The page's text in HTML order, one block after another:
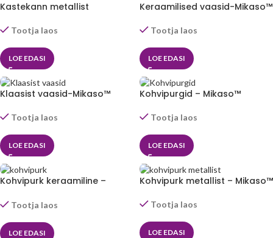
Kastekann metallist
Tootja laos
LOE EDASI
Keraamilised vaasid-Mikaso™
Tootja laos
LOE EDASI
Klaasist vaasid-Mikaso™
Tootja laos
LOE EDASI
Kohvipurgid – Mikaso™
Tootja laos
LOE EDASI
Kohvipurk keraamiline –
Tootja laos
LOE EDASI
Kohvipurk metallist – Mikaso™
Tootja laos
LOE EDASI